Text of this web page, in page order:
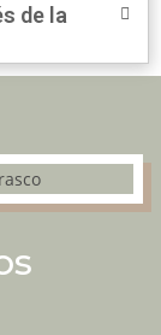
de la